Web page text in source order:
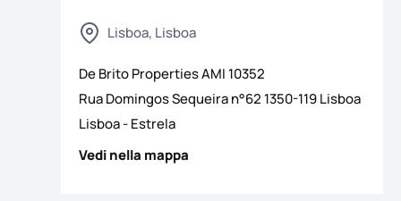
Lisboa, Lisboa
De Brito PropertiesAMI 10352
Rua Domingos Sequeira n°62 1350-119 Lisboa
Lisboa-Estrela
Vedi nella mappa